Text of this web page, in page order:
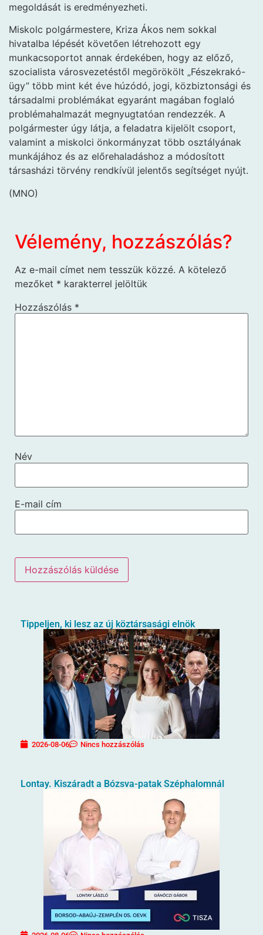
megoldását is eredményezheti.
Miskolc polgármestere, Kriza Ákos nem sokkal
hivatalba lépését követően létrehozott egy
munkacsoportot annak érdekében, hogy az előző,
szocialista városvezetéstől megörökölt „Fészekrakó-
ügy” több mint két éve húzódó, jogi, közbiztonsági és
társadalmi problémákat egyaránt magában foglaló
problémahalmazát megnyugtatóan rendezzék. A
polgármester úgy látja, a feladatra kijelölt csoport,
valamint a miskolci önkormányzat több osztályának
munkájához és az előrehaladáshoz a módosított
társasházi törvény rendkívül jelentős segítséget nyújt.
(MNO)
Vélemény, hozzászólás?
Az e-mail címet nem tesszük közzé. A kötelező
mezőket * karakterrel jelöltük
Hozzászólás *
Név
E-mail cím
Tippeljen, ki lesz az új köztársasági elnök
2026-08-06 Nincs hozzászólás
Lontay. Kiszáradt a Bózsva-patak Széphalomnál